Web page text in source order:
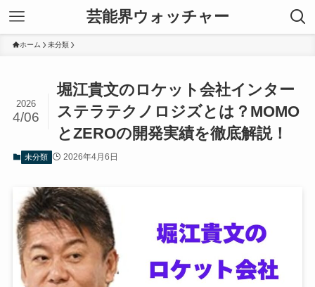
芸能界ウォッチャー
ホーム 未分類
堀江貴文のロケット会社インター
ステラテクノロジズとは？MOMO
とZEROの開発実績を徹底解説！
2026
4/06
未分類 2026年4月6日